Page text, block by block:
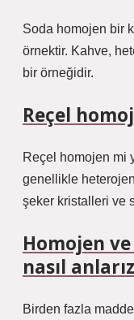
Soda homojen bir
örnektir. Kahve,
bir örneğidir.
Reçel
Reçel homojen mi
genellikle heterojen
şeker kristalleri ve
Homojen
nasıl
Birden fazla